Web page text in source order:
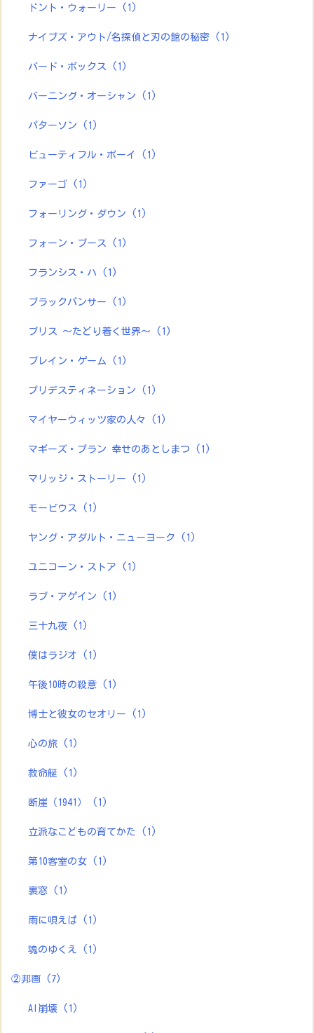
ドント・ウォーリー (1)
ナイブズ・アウト/名探偵と刃の館の秘密 (1)
バード・ボックス (1)
バーニング・オーシャン (1)
パターソン (1)
ビューティフル・ボーイ (1)
ファーゴ (1)
フォーリング・ダウン (1)
フォーン・ブース (1)
フランシス・ハ (1)
ブラックパンサー (1)
ブリス ～たどり着く世界～ (1)
ブレイン・ゲーム (1)
プリデスティネーション (1)
マイヤーウィッツ家の人々 (1)
マギーズ・プラン 幸せのあとしまつ (1)
マリッジ・ストーリー (1)
モービウス (1)
ヤング・アダルト・ニューヨーク (1)
ユニコーン・ストア (1)
ラブ・アゲイン (1)
三十九夜 (1)
僕はラジオ (1)
午後10時の殺意 (1)
博士と彼女のセオリー (1)
心の旅 (1)
救命艇 (1)
断崖（1941） (1)
立派なこどもの育てかた (1)
第10客室の女 (1)
裏窓 (1)
雨に唄えば (1)
魂のゆくえ (1)
②邦画 (7)
AI崩壊 (1)